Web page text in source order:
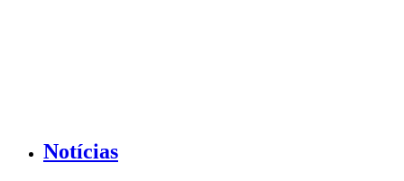
Notícias